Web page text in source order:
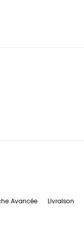
Avancée Livraison